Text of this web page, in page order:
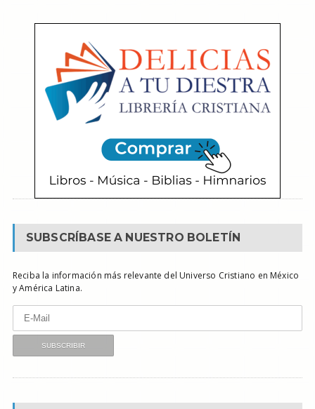
SUBSCRÍBASE A NUESTRO BOLETÍN
Reciba la información más relevante del Universo Cristiano en México
y América Latina.